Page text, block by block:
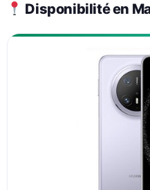
Disponibilité en